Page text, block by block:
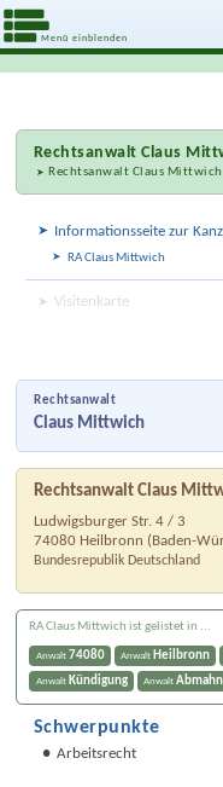
Menü einblenden
RechtsanwaltClaus
Rechtsanwalt Claus Mittwich
Informationsseite zur
RA Claus Mittwich
Visitenkarte
Rechtsanwalt
Claus Mittwich
Rechtsanwalt Claus
Ludwigsburger Str. 4 / 3
74080 Heilbronn ( Baden-
Bundesrepublik Deutschland
RA Claus Mittwich ist gelistet in ...
Anwalt 74080 Anwalt Heilbronn
Anwalt Kündigung Anwalt
Schwerpunkte
Arbeitsrecht